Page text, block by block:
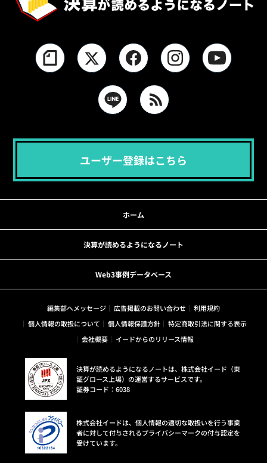
ユーザー登録はこちら
ホーム
決算が読めるようになるノート
Web3事例データベース
編集部へメッセージ 広告掲載のお問い合わせ
利用規約
個人情報の取扱について
個人情報保護方針
特定商取引法に関する表示
会社概要
イードからのリリース情報
決算が読めるようになるノートは、株式会社イード（東
証グロース上場）の運営するサービスです。
証券コード：6038
株式会社イードは、個人情報の適切な取扱いを行う事業
者に対して付与されるプライバシーマークの付与認定を
受けています。